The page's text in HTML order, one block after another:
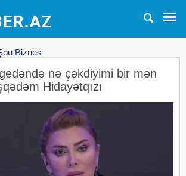
Biznes
nə çəkdiyimi bir mən
Hidayətqızı